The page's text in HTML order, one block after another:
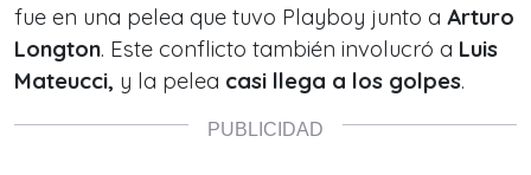
fue en una pelea que tuvo Playboy junto a Arturo
Longton. Este conflicto también involucró a Luis
Mateucci, y la pelea casi llega a los golpes.